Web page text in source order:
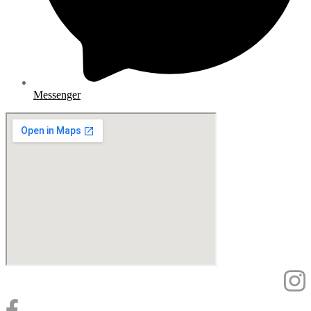
Messenger